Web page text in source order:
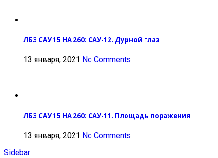
ЛБЗ САУ 15 НА 260: САУ-12. Дурной глаз
13 января, 2021 No Comments
ЛБЗ САУ 15 НА 260: САУ-11. Площадь поражения
13 января, 2021 No Comments
Sidebar